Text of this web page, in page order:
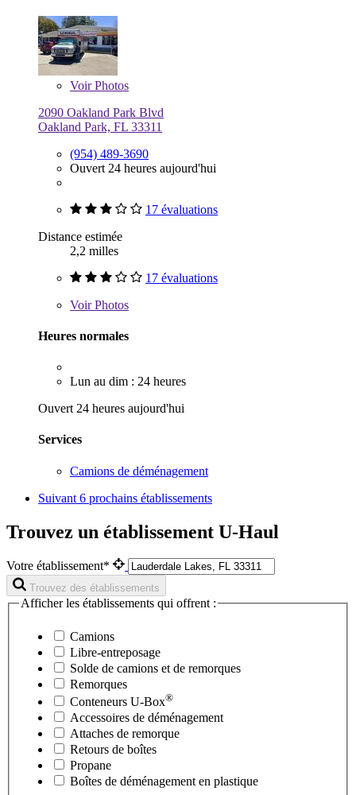
VoirPhotos
2090 Oakland Park Blvd
Oakland Park, FL 33311
(954) 489-3690
Ouvert 24 heures aujourd'hui
17 évaluations
Distance estimée
2,2 milles
17 évaluations
VoirPhotos
Heures normales
Lun au dim : 24 heures
Ouvert 24 heures aujourd'hui
Services
Camions de déménagement
Suivant 6 prochains établissements
Trouvez un établissement U-Haul
Votre établissement*
Trouvez des établissements
Afficher les établissements qui offrent :
Camions
Libre-entreposage
Solde de camions et de remorques
Remorques
Conteneurs U-Box®
Accessoires de déménagement
Attaches de remorque
Retours de boîtes
Propane
Boîtes de déménagement en plastique